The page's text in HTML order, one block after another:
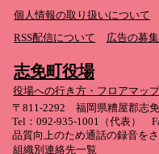
個人情報の取り扱いについて
RSS配信について
広告の募
志免町役場
役場への行き方・フロアマップ
〒811-2292 福岡県糟屋郡志
Tel：092-935-1001（代表）
品質向上のため通話の録音を
組織別連絡先一覧